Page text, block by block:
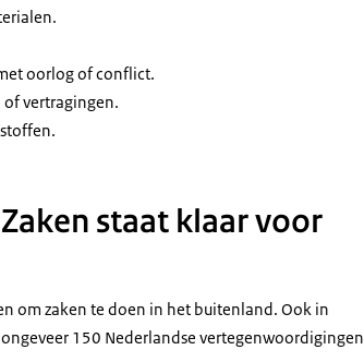
oorlog of conflict.
of vertragingen.
staat klaar voor
om zaken te doen in het buitenland. Ook in
150 Nederlandse vertegenwoordigingen